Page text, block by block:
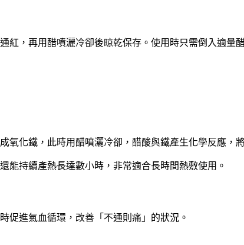
紅，再用醋噴灑冷卻後晾乾保存。使用時只需倒入適量
氧化鐵，此時用醋噴灑冷卻，醋酸與鐵產生化學反應，
能持續產熱長達數小時，非常適合長時間熱敷使用。
促進氣血循環，改善「不通則痛」的狀況。